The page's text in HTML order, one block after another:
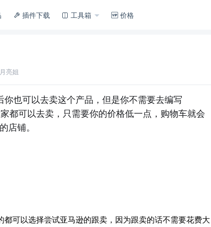
插件下载 工具箱 价格
亮姐
你也可以去卖这个产品 ， 但是你不需要去编写
都可以去卖，只需要你的价格低一点，购物车就会
店铺。
可以选择尝试亚马逊的跟卖，因为跟卖的话不需要花费大